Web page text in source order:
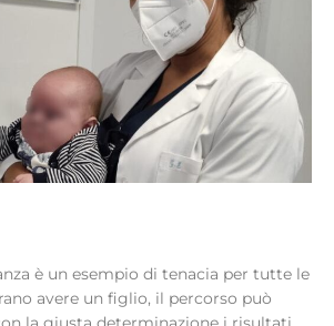
è un esempio di tenacia per tutte le
avere un figlio, il percorso può
la giusta determinazione i risultati